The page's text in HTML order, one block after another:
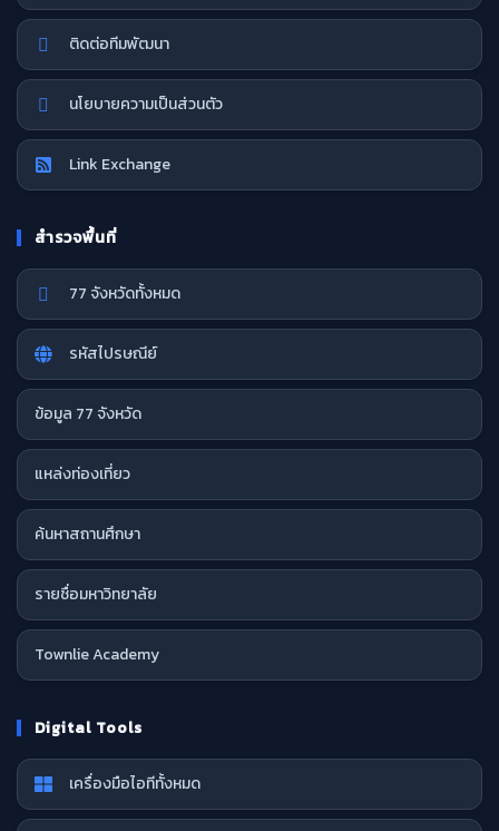
ติดต่อทีมพัฒนา
นโยบายความเป็นส่วนตัว
Link Exchange
สำรวจพื้นที่
77 จังหวัดทั้งหมด
รหัสไปรษณีย์
ข้อมูล 77 จังหวัด
แหล่งท่องเที่ยว
ค้นหาสถานศึกษา
รายชื่อมหาวิทยาลัย
Townlie Academy
Digital Tools
เครื่องมือไอทีทั้งหมด